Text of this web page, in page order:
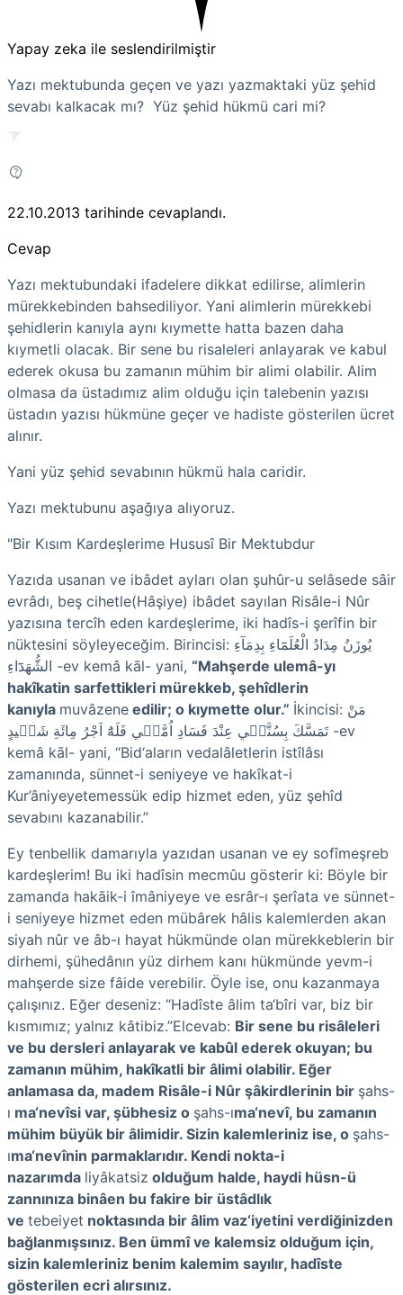
Yapay zeka ile seslendirilmiştir
Yazı mektubunda geçen ve yazı yazmaktaki yüz şehid
sevabı kalkacak mı? Yüz şehid hükmü cari mi?
22.10.2013 tarihinde cevaplandı.
Cevap
Yazı mektubundaki ifadelere dikkat edilirse, alimlerin
mürekkebinden bahsediliyor. Yani alimlerin mürekkebi
şehidlerin kanıyla aynı kıymette hatta bazen daha
kıymetli olacak. Bir sene bu risaleleri anlayarak ve kabul
ederek okusa bu zamanın mühim bir alimi olabilir. Alim
olmasa da üstadımız alim olduğu için talebenin yazısı
üstadın yazısı hükmüne geçer ve hadiste gösterilen ücret
alınır.
Yani yüz şehid sevabının hükmü hala caridir.
Yazı mektubunu aşağıya alıyoruz.
"Bir Kısım Kardeşlerime Hususî Bir Mektubdur
Yazıda usanan ve ibâdet ayları olan şuhûr-u selâsede sâir
evrâdı, beş cihetle(Hâşiye) ibâdet sayılan Risâle-i Nûr
yazısına tercîh eden kardeşlerime, iki hadîs-i şerîfin bir
nüktesini söyleyeceğim. Birincisi: يُوزَنُ مِدَادُ الْعُلَمَٓاءِ بِدِمَآءِ
الشُّهَدَٓاءِ -ev kemâ kāl- yani, “Mahşerde ulemâ-yı
hakîkatin sarfettikleri mürekkeb, şehîdlerin
kanıyla muvâzene edilir; o kıymette olur.” İkincisi: مَنْ
تَمَسَّكَ بِسُنَّت۪ي عِنْدَ فَسَادِ اُمَّت۪ي فَلَهُٓ اَجْرُ مِائَةِ شَه۪يدٍ-ev
kemâ kāl- yani, “Bid‘aların vedalâletlerin istîlâsı
zamanında, sünnet-i seniyeye ve hakîkat-i
Kur’âniyeyetemessük edip hizmet eden, yüz şehîd
sevabını kazanabilir.”
Ey tenbellik damarıyla yazıdan usanan ve ey sofîmeşreb
kardeşlerim! Bu iki hadîsin mecmûu gösterir ki: Böyle bir
zamanda hakāik-i îmâniyeye ve esrâr-ı şerîata ve sünnet-
i seniyeye hizmet eden mübârek hâlis kalemlerden akan
siyah nûr ve âb-ı hayat hükmünde olan mürekkeblerin bir
dirhemi, şühedânın yüz dirhem kanı hükmünde yevm-i
mahşerde size fâide verebilir. Öyle ise, onu kazanmaya
çalışınız. Eğer deseniz: “Hadîste âlim ta‘bîri var, biz bir
kısmımız; yalnız kâtibiz.”Elcevab: Bir sene bu risâleleri
ve bu dersleri anlayarak ve kabûl ederek okuyan; bu
zamanın mühim, hakîkatli bir âlimi olabilir. Eğer
anlamasa da, madem Risâle-i Nûr şâkirdlerinin bir şahs-
ı ma‘nevîsi var, şübhesiz o şahs-ıma‘nevî, bu zamanın
mühim büyük bir âlimidir. Sizin kalemleriniz ise, o şahs-
ıma‘nevînin parmaklarıdır. Kendi nokta-i
nazarımda liyâkatsiz olduğum halde, haydi hüsn-ü
zannınıza binâen bu fakire bir üstâdlık
ve tebeiyet noktasında bir âlim vaz‘iyetini verdiğinizden
bağlanmışsınız. Ben ümmî ve kalemsiz olduğum için,
sizin kalemleriniz benim kalemim sayılır, hadîste
gösterilen ecri alırsınız.